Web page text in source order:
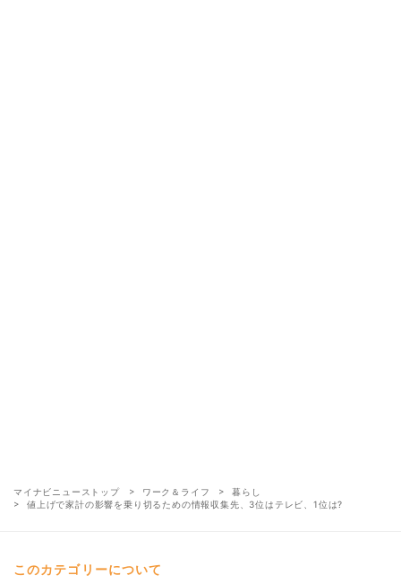
マイナビニューストップ ワーク＆ライフ
暮らし
値上げで家計の影響を乗り切るための情報収集先、3位はテレビ、1位は?
このカテゴリーについて